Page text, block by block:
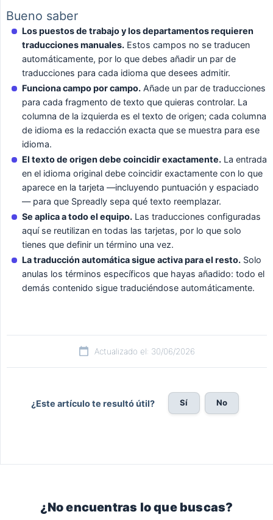
Bueno saber
Los puestos de trabajo y los departamentos requieren
traducciones manuales. Estos campos no se traducen
automáticamente, por lo que debes añadir un par de
traducciones para cada idioma que desees admitir.
Funciona campo por campo. Añade un par de traducciones
para cada fragmento de texto que quieras controlar. La
columna de la izquierda es el texto de origen; cada columna
de idioma es la redacción exacta que se muestra para ese
idioma.
El texto de origen debe coincidir exactamente. La entrada
en el idioma original debe coincidir exactamente con lo que
aparece en la tarjeta —incluyendo puntuación y espaciado
— para que Spreadly sepa qué texto reemplazar.
Se aplica a todo el equipo. Las traducciones configuradas
aquí se reutilizan en todas las tarjetas, por lo que solo
tienes que definir un término una vez.
La traducción automática sigue activa para el resto. Solo
anulas los términos específicos que hayas añadido: todo el
demás contenido sigue traduciéndose automáticamente.
Actualizado el: 30/06/2026
¿Este artículo te resultó útil? Sí No
¿No encuentras lo que buscas?